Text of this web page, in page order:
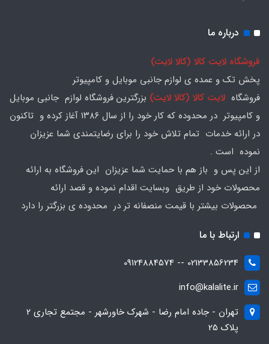
درباره ما
فروشگاه لایت کالا (کالا لایت)
پخش تک و عمده ی لوازم جانبی موبایل و کامپیوتر
فروشگاه لایت کالا (کالا لایت) بزرگترین فروشگاه لوازم جانبی موبایل
و کامپیوتر در محدوده که کار خود را از سال ۱۳۸۶ آغاز کرده و تاکنون
در ارائه خدمات تمام تلاش خود را برای رضایتمندی شما عزیزان
نموده است .
از این پس و باز هم با حمایت شما عزیزان این فروشگاه به ارائه
محصولات خود از طریق وبسایت اقدام نموده و قصد ارائه
محصولات بیشتر با قیمت منصفانه تر در محدوده ی بزرگتر را دارد
ارتباط با ما
02133856234 -- 09124884574
info@kalalite.ir
تهران - جاده امام رضا - شهرک خاورشهر - مجتمع تجاری 2
پلاک 25